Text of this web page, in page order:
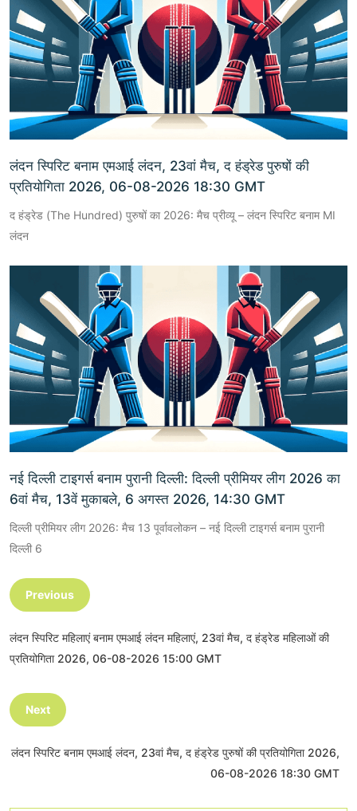
लंदन स्पिरिट बनाम एमआई लंदन, 23वां मैच, द हंड्रेड पुरुषों की
प्रतियोगिता 2026, 06-08-2026 18:30 GMT
द हंड्रेड (The Hundred) पुरुषों का 2026: मैच प्रीव्यू – लंदन स्पिरिट बनाम MI
लंदन
नई दिल्ली टाइगर्स बनाम पुरानी दिल्ली: दिल्ली प्रीमियर लीग 2026 का
6वां मैच, 13वें मुकाबले, 6 अगस्त 2026, 14:30 GMT
दिल्ली प्रीमियर लीग 2026: मैच 13 पूर्वावलोकन – नई दिल्ली टाइगर्स बनाम पुरानी
दिल्ली 6
Previous
लंदन स्पिरिट महिलाएं बनाम एमआई लंदन महिलाएं, 23वां मैच, द हंड्रेड महिलाओं की
प्रतियोगिता 2026, 06-08-2026 15:00 GMT
Next
लंदन स्पिरिट बनाम एमआई लंदन, 23वां मैच, द हंड्रेड पुरुषों की प्रतियोगिता 2026,
06-08-2026 18:30 GMT